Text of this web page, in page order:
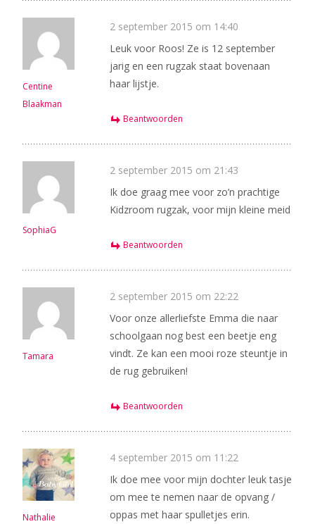
Centine
Blaakman
2 september 2015 om 14:40
Leuk voor Roos! Ze is 12 september
jarig en een rugzak staat bovenaan
haar lijstje.
Beantwoorden
SophiaG
2 september 2015 om 21:43
Ik doe graag mee voor zo’n prachtige
Kidzroom rugzak, voor mijn kleine meid
Beantwoorden
Tamara
2 september 2015 om 22:22
Voor onze allerliefste Emma die naar
schoolgaan nog best een beetje eng
vindt. Ze kan een mooi roze steuntje in
de rug gebruiken!
Beantwoorden
Nathalie
4 september 2015 om 11:22
Ik doe mee voor mijn dochter leuk tasje
om mee te nemen naar de opvang /
oppas met haar spulletjes erin.